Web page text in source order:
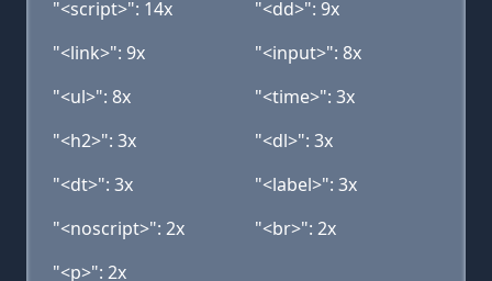
"<script>": 14x
"<dd>": 9x
"<link>": 9x
"<input>": 8x
"<ul>": 8x
"<time>": 3x
"<h2>": 3x
"<dl>": 3x
"<dt>": 3x
"<label>": 3x
"<noscript>": 2x
"<br>": 2x
"<p>": 2x